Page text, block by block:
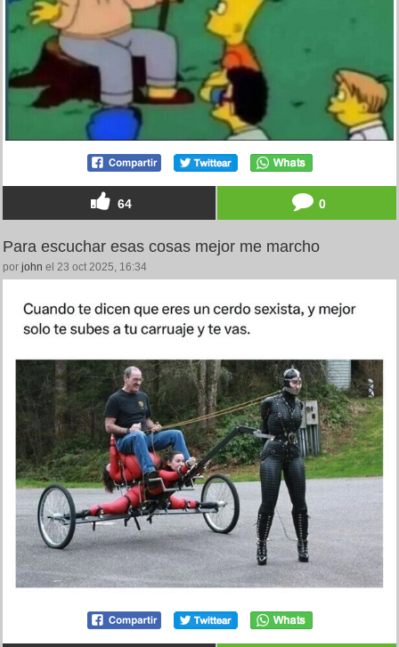
64 0
Para escuchar esas cosas mejor me marcho
por john el 23 oct 2025, 16:34